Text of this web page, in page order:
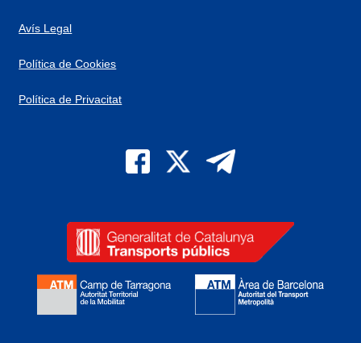
Avís Legal
Política de Cookies
Política de Privacitat